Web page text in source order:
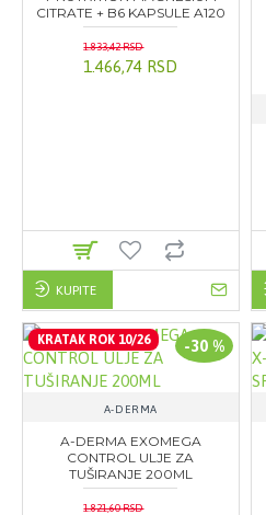
CITRATE + B6 KAPSULE A120
1.466,74 RSD
1.833,42 RSD
KUPITE
KRATAK ROK 10/26 -30 %
A-DERMA
A-DERMA EXOMEGA
CONTROL ULJE ZA
TUŠIRANJE 200ML
1.821,60 RSD